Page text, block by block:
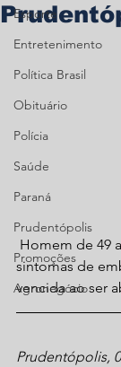
Esporte
Entretenimento
Política Brasil
Obituário
Polícia
Saúde
Paraná
Prudentópolis
Promoções
Agronegócio
Homem de 49
sintomas de
vencida ao ser
Prudentópolis,